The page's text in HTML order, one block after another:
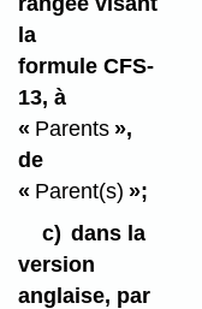
la
formule CFS-
13, à
« Parents »,
de
« Parent(s) »;
c) dans la
version
anglaise, par